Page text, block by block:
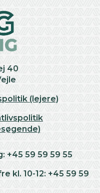
40
(lejere)
+45 59 59 59 55
kl. 10-12: +45 59 59